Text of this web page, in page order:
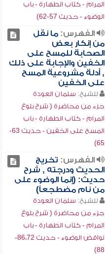
المرام - كتاب الطهارة - باب
الوضوء - حديث 57-62)
الفهرس:ما نقل
من إنكار بعض
الصحابة للمسح على
الخفين والإجابة على ذلك
, أدلة مشروعية المسح
على الخفين
للشيخ: سلمان العودة
جزء من محاضرة ( شرح بلوغ
المرام - كتاب الطهارة - باب
المسح على الخفين - حديث 63-
65)
الفهرس: تخريج
الحديث ودرجته , شرح
حديث: (إنما الوضوء على
من نام مضطجعاً)
للشيخ: سلمان العودة
جزء من محاضرة ( شرح بلوغ
المرام - كتاب الطهارة - باب
نواقض الوضوء - حديث 86،72-
88)